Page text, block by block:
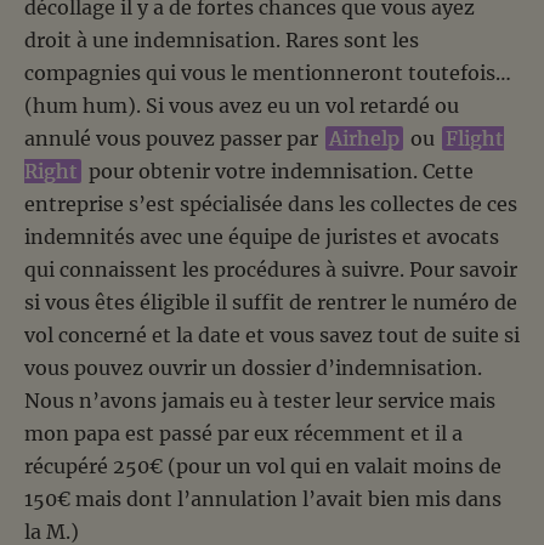
décollage il y a de fortes chances que vous ayez
droit à une indemnisation. Rares sont les
compagnies qui vous le mentionneront toutefois…
(hum hum). Si vous avez eu un vol retardé ou
annulé vous pouvez passer par Airhelp ou Flight
Right pour obtenir votre indemnisation. Cette
entreprise s’est spécialisée dans les collectes de ces
indemnités avec une équipe de juristes et avocats
qui connaissent les procédures à suivre. Pour savoir
si vous êtes éligible il suffit de rentrer le numéro de
vol concerné et la date et vous savez tout de suite si
vous pouvez ouvrir un dossier d’indemnisation.
Nous n’avons jamais eu à tester leur service mais
mon papa est passé par eux récemment et il a
récupéré 250€ (pour un vol qui en valait moins de
150€ mais dont l’annulation l’avait bien mis dans
la M.)